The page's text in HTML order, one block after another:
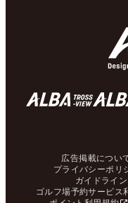
広告掲載につい
プライバシーポリ
ガイドライン
ゴルフ場予約サービス